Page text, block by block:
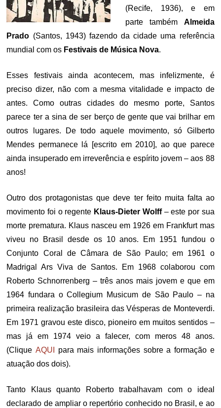
(Recife, 1936), e em
parte também Almeida
Prado (Santos, 1943) fazendo da cidade uma referência
mundial com os Festivais de Música Nova.
Esses festivais ainda acontecem, mas infelizmente, é
preciso dizer, não com a mesma vitalidade e impacto de
antes. Como outras cidades do mesmo porte, Santos
parece ter a sina de ser berço de gente que vai brilhar em
outros lugares. De todo aquele movimento, só Gilberto
Mendes permanece lá [escrito em 2010], ao que parece
ainda insuperado em irreverência e espírito jovem – aos 88
anos!
Outro dos protagonistas que deve ter feito muita falta ao
movimento foi o regente Klaus-Dieter Wolff– este por sua
morte prematura. Klaus nasceu em 1926 em Frankfurt mas
viveu no Brasil desde os 10 anos. Em 1951 fundou o
Conjunto Coral de Câmara de São Paulo; em 1961 o
Madrigal Ars Viva de Santos. Em 1968 colaborou com
Roberto Schnorrenberg – três anos mais jovem e que em
1964 fundara o Collegium Musicum de São Paulo – na
primeira realização brasileira das Vésperas de Monteverdi.
Em 1971 gravou este disco, pioneiro em muitos sentidos –
mas já em 1974 veio a falecer, com meros 48 anos.
(CliqueAQUI
para mais informações sobre a formação e
atuação dos dois).
Tanto Klaus quanto Roberto trabalhavam com o ideal
declarado de ampliar o repertório conhecido no Brasil, e ao